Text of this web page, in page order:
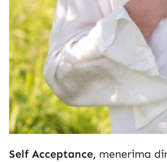
Self Acceptance, menerima